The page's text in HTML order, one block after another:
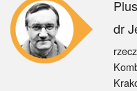
Polska
Świat
dr